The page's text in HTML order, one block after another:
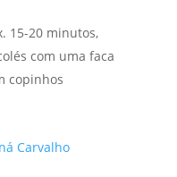
15-20 minutos,
com uma faca
copinhos
Carvalho